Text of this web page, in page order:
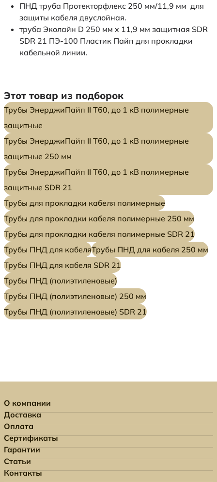
ПНД труба Протекторфлекс 250 мм/11,9 мм для
защиты кабеля двуслойная.
труба Эколайн D 250 мм x 11,9 мм защитная SDR
SDR 21 ПЭ-100 Пластик Пайп для прокладки
кабельной линии.
Этот товар из подборок
Трубы ЭнерджиПайп II Т60, до 1 кВ полимерные
защитные
Трубы ЭнерджиПайп II Т60, до 1 кВ полимерные
защитные 250 мм
Трубы ЭнерджиПайп II Т60, до 1 кВ полимерные
защитные SDR 21
Трубы для прокладки кабеля полимерные
Трубы для прокладки кабеля полимерные 250 мм
Трубы для прокладки кабеля полимерные SDR 21
Трубы ПНД для кабеляТрубы ПНД для кабеля 250 мм
Трубы ПНД для кабеля SDR 21
Трубы ПНД (полиэтиленовые)
Трубы ПНД (полиэтиленовые) 250 мм
Трубы ПНД (полиэтиленовые) SDR 21
О компании
Доставка
Оплата
Сертификаты
Гарантии
Статьи
Контакты